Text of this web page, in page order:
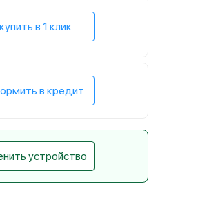
купить в 1 клик
в кредит
устройство